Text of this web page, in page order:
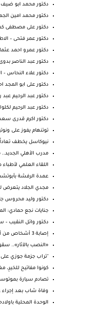
دكتور محمد ابو ضيف
دكتور محمد امين
دكتور على مصطفى
دكتور عمر فتحى –
دكتور عمرو احمد
دكتور عبد الناصر
دكتور علاء النحاس –
دكتور على ابو المجد
دكتور عبد الرحيم
دكتور عبد الرحيم
دكتور اكرم قدرى سعد
توتنهام يفوز على
نيوكاسل يخطف
مدرب الأهلي الجديد.. مفاضلة بين
اللقاء العلمي
عمدة الرفشة
مجدي الجلاد يتعرض
دكتور وليد محروس
جنايات نجع حمادي:
دكتور وائل النقيب
إصابة 3 أشخاص من أسرة واحدة في حريق شقة سكنية بالإ...
«النصب بالآثار»..
‏"تراب جزمة جوزي على
كونوا مفاتيح
تصادم سيارة بموتوسيكل واصابة
وفاة شاب بعد
الوحدة المحلية